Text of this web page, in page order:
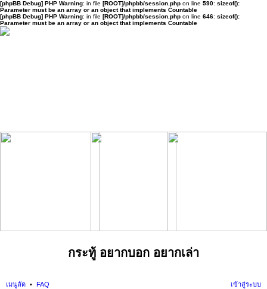
[phpBB Debug] PHP Warning: in file [ROOT]/phpbb/session.php on line 590: sizeof():
Parameter must be an array or an object that implements Countable
[phpBB Debug] PHP Warning: in file [ROOT]/phpbb/session.php on line 646: sizeof():
Parameter must be an array or an object that implements Countable
กระทู้ อยากบอก อยากเล่า
เมนูลัด FAQ เข้าสู่ระบบ